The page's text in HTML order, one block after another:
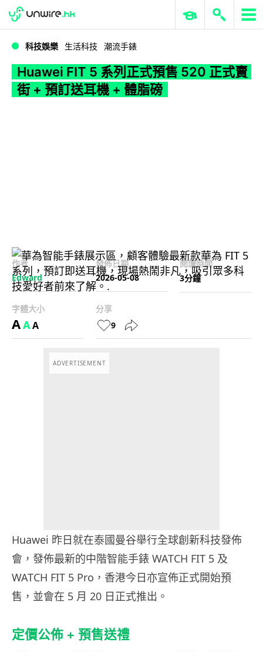
WWDC 2026 ERP 與商業 AI
科技娛樂 生活科技 潮流手錶
Huawei FIT 5 系列正式預售 520 正式賣
街 + 預訂送耳機 + 體脂磅
作者
Edward
發佈日期
2026-05-08
閱讀時間
3分鐘
字體大小
AAA
分享
9
ADVERTISEMENT
Huawei 昨日就在泰國曼谷舉行全球創新科技發佈
會，發佈最新的中階智能手錶 WATCH FIT 5 及
WATCH FIT 5 Pro，香港今日亦宣佈正式開始預
售，並會在 5 月 20 日正式推出。
定價公佈 + 預售送禮